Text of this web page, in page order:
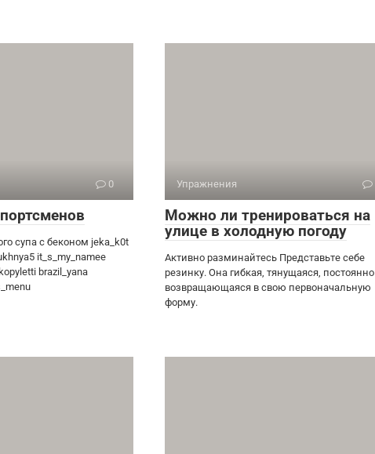
0
супа с беконом jeka_k0t
it_s_my_namee
brazil_yana
Упражнения
Можно ли тренироваться на
улице в холодную погоду
Активно разминайтесь Представьте себе
резинку. Она гибкая, тянущаяся, постоянно
возвращающаяся в свою первоначальную
форму.